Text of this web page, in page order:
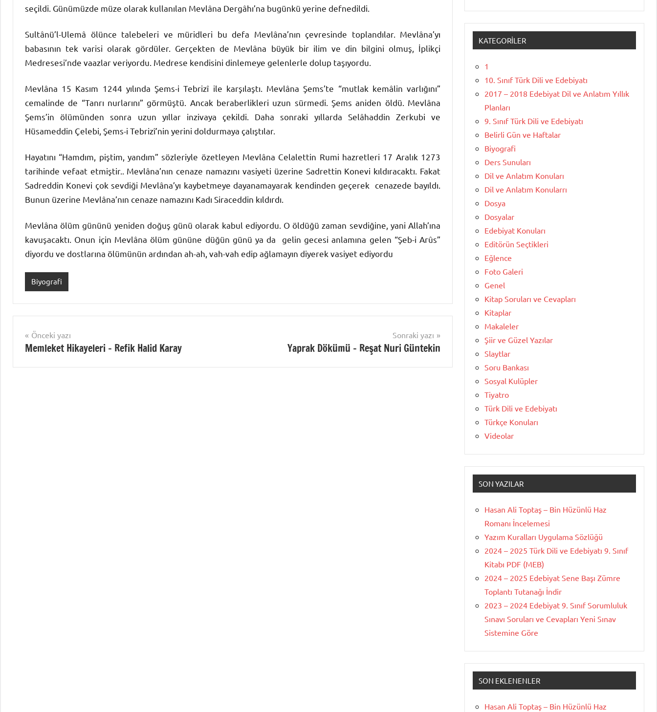
seçildi. Günümüzde müze olarak kullanılan Mevlâna Dergâhı’na bugünkü yerine defnedildi.
Sultânü’l-Ulemâ ölünce talebeleri ve müridleri bu defa Mevlâna’nın çevresinde toplandılar. Mevlâna’yı
babasının tek varisi olarak gördüler. Gerçekten de Mevlâna büyük bir ilim ve din bilgini olmuş, İplikçi
Medresesi’nde vaazlar veriyordu. Medrese kendisini dinlemeye gelenlerle dolup taşıyordu.
Mevlâna 15 Kasım 1244 yılında Şems-i Tebrizî ile karşılaştı. Mevlâna Şems’te “mutlak kemâlin varlığını”
cemalinde de “Tanrı nurlarını” görmüştü. Ancak beraberlikleri uzun sürmedi. Şems aniden öldü. Mevlâna
Şems’in ölümünden sonra uzun yıllar inzivaya çekildi. Daha sonraki yıllarda Selâhaddin Zerkubi ve
Hüsameddin Çelebi, Şems-i Tebrizî’nin yerini doldurmaya çalıştılar.
Hayatını “Hamdım, piştim, yandım” sözleriyle özetleyen Mevlâna Celalettin Rumi hazretleri 17 Aralık 1273
tarihinde vefaat etmiştir.. Mevlâna’nın cenaze namazını vasiyeti üzerine Sadrettin Konevi kıldıracaktı. Fakat
Sadreddin Konevi çok sevdiği Mevlâna’yı kaybetmeye dayanamayarak kendinden geçerek cenazede bayıldı.
Bunun üzerine Mevlâna’nın cenaze namazını Kadı Siraceddin kıldırdı.
Mevlâna ölüm gününü yeniden doğuş günü olarak kabul ediyordu. O öldüğü zaman sevdiğine, yani Allah’ına
kavuşacaktı. Onun için Mevlâna ölüm gününe düğün günü ya da gelin gecesi anlamına gelen “Şeb-i Arûs”
diyordu ve dostlarına ölümünün ardından ah-ah, vah-vah edip ağlamayın diyerek vasiyet ediyordu
Biyografi
Yazı
gezinmesi
Önceki yazı
Memleket Hikayeleri – Refik Halid Karay
Sonraki yazı
Yaprak Dökümü – Reşat Nuri Güntekin
KATEGORILER
1
10. Sınıf Türk Dili ve Edebiyatı
2017 – 2018 Edebiyat Dil ve Anlatım Yıllık
Planları
9. Sınıf Türk Dili ve Edebiyatı
Belirli Gün ve Haftalar
Biyografi
Ders Sunuları
Dil ve Anlatım Konuları
Dil ve Anlatım Konularrı
Dosya
Dosyalar
Edebiyat Konuları
Editörün Seçtikleri
Eğlence
Foto Galeri
Genel
Kitap Soruları ve Cevapları
Kitaplar
Makaleler
Şiir ve Güzel Yazılar
Slaytlar
Soru Bankası
Sosyal Kulüpler
Tiyatro
Türk Dili ve Edebiyatı
Türkçe Konuları
Videolar
SON YAZILAR
Hasan Ali Toptaş – Bin Hüzünlü Haz
Romanı İncelemesi
Yazım Kuralları Uygulama Sözlüğü
2024 – 2025 Türk Dili ve Edebiyatı 9. Sınıf
Kitabı PDF (MEB)
2024 – 2025 Edebiyat Sene Başı Zümre
Toplantı Tutanağı İndir
2023 – 2024 Edebiyat 9. Sınıf Sorumluluk
Sınavı Soruları ve Cevapları Yeni Sınav
Sistemine Göre
SON EKLENENLER
Hasan Ali Toptaş – Bin Hüzünlü Haz